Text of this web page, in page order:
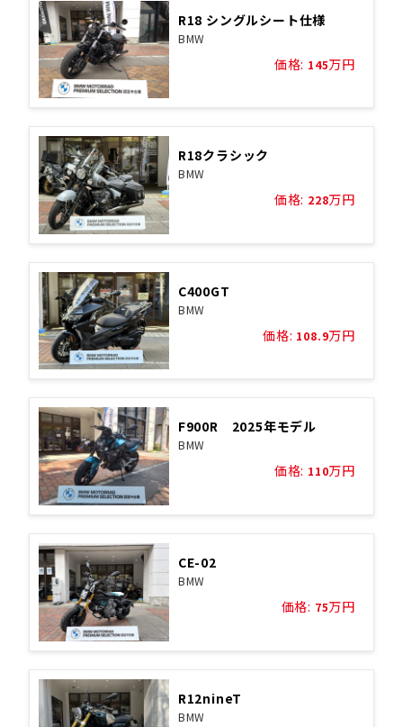
R18 シングルシート仕様
BMW
価格: 145万円
R18クラシック
BMW
価格: 228万円
C400GT
BMW
価格: 108.9万円
F900R 2025年モデル
BMW
価格: 110万円
CE-02
BMW
価格: 75万円
R12nineT
BMW